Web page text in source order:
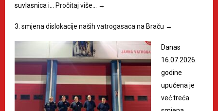
suvlasnica i… Pročitaj više… →
3. smjena dislokacije naših vatrogasaca na Braču →
Danas
16.07.2026.
godine
upućena je
već treća